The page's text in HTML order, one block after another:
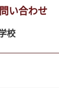
い合わせ
校